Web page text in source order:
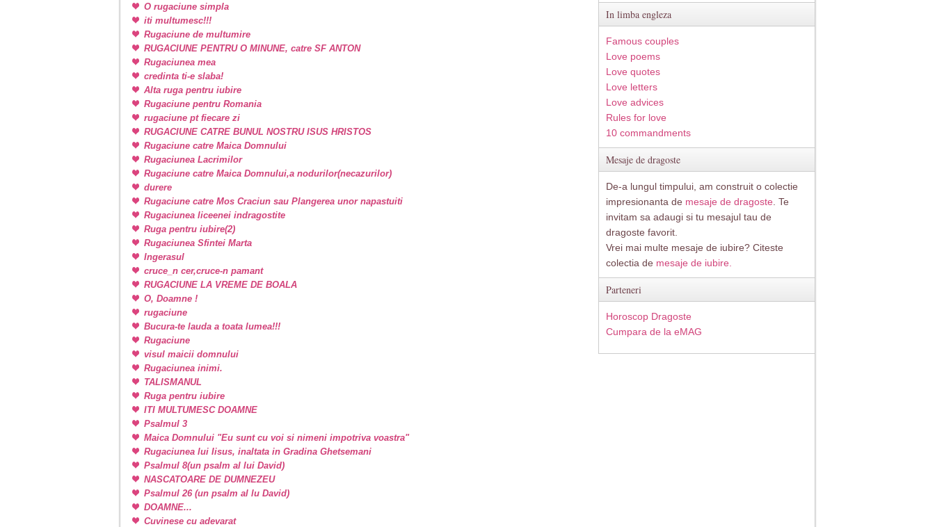
O rugaciune simpla
iti multumesc!!!
Rugaciune de multumire
RUGACIUNE PENTRU O MINUNE, catre SF ANTON
Rugaciunea mea
credinta ti-e slaba!
Alta ruga pentru iubire
Rugaciune pentru Romania
rugaciune pt fiecare zi
RUGACIUNE CATRE BUNUL NOSTRU ISUS HRISTOS
Rugaciune catre Maica Domnului
Rugaciunea Lacrimilor
Rugaciune catre Maica Domnului,a nodurilor(necazurilor)
durere
Rugaciune catre Mos Craciun sau Plangerea unor napastuiti
Rugaciunea liceenei indragostite
Ruga pentru iubire(2)
Rugaciunea Sfintei Marta
Ingerasul
cruce_n cer,cruce-n pamant
RUGACIUNE LA VREME DE BOALA
O, Doamne !
rugaciune
Bucura-te lauda a toata lumea!!!
Rugaciune
visul maicii domnului
Rugaciunea inimi.
TALISMANUL
Ruga pentru iubire
ITI MULTUMESC DOAMNE
Psalmul 3
Maica Domnului "Eu sunt cu voi si nimeni impotriva voastra"
Rugaciunea lui Iisus, inaltata in Gradina Ghetsemani
Psalmul 8(un psalm al lui David)
NASCATOARE DE DUMNEZEU
Psalmul 26 (un psalm al lu David)
DOAMNE...
Cuvinese cu adevarat
In limba engleza
Famous couples
Love poems
Love quotes
Love letters
Love advices
Rules for love
10 commandments
Mesaje de dragoste
De-a lungul timpului, am construit o colectie
impresionanta de mesaje de dragoste . Te
invitam sa adaugi si tu mesajul tau de
dragoste favorit.
Vrei mai multe mesaje de iubire? Citeste
colectia de mesaje de iubire.
Parteneri
Horoscop Dragoste
Cumpara de la eMAG